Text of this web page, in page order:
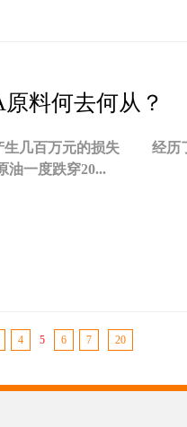
料何去何从？
生几百万元的损失 经历
一度跌穿20...
4 5 6 7 20